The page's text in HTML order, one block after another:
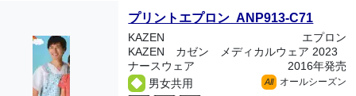
プリントエプロン ANP913-C71
KAZEN
エプロン
KAZEN カゼン メディカルウェア 2023
ナースウェア
2016年発売
男女共用
All オールシーズン